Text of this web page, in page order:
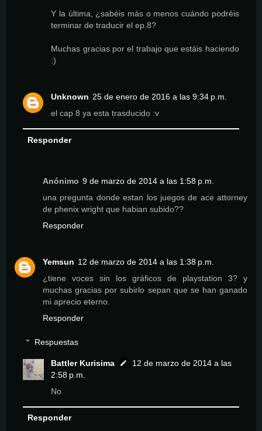
Y la última, ¿sabéis más o menos cuándo podréis
terminar de traducir el ep.8?
Muchas gracias por el trabajo que estáis haciendo
:)
Unknown 25 de enero de 2016 a las 9:34 p.m.
el cap 8 ya esta trasducido :v
Responder
Anónimo 9 de marzo de 2014 a las 1:58 p.m.
una pregunta donde estan los juegos de ace attorney
de phenix wright que habian subido??
Responder
Yemsun 12 de marzo de 2014 a las 1:38 p.m.
¿tiene voces sin los gráficos de playstation 3? y
muchas gracias por subirlo sepan que se han ganado
mi aprecio eterno.
Responder
Respuestas
Battler Kurisima
12 de marzo de 2014 a las
2:58 p.m.
No
Responder